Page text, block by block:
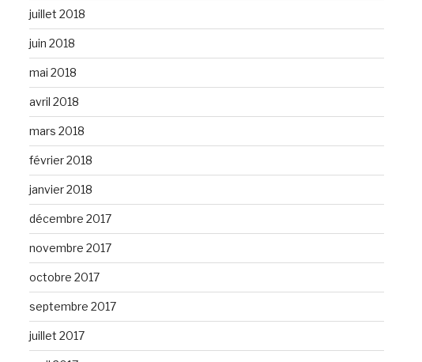
juillet 2018
juin 2018
mai 2018
avril 2018
mars 2018
février 2018
janvier 2018
décembre 2017
novembre 2017
octobre 2017
septembre 2017
juillet 2017